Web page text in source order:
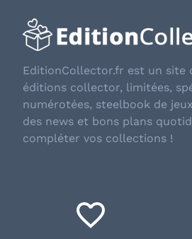
EditionCollector.fr est un site
éditions collector, limitées,
numérotées, steelbook de
des news et bons plans
compléter vos collections !